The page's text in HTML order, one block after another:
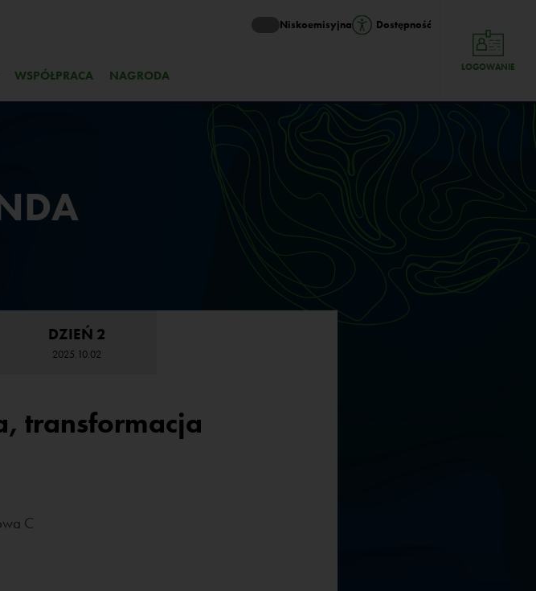
Niskoemisyjna Dostępność
WSPÓŁPRACA NAGRODA
LOGOWANIE
DZIEŃ 2
2025.10.02
transformacja
C